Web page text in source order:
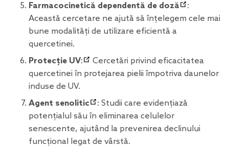
Farmacocinetică dependentă de doză
:
Această cercetare ne ajută să înțelegem cele mai
bune modalități de utilizare eficientă a
quercetinei.
Protecție UV:
Cercetări privind eficacitatea
quercetinei în protejarea pielii împotriva daunelor
induse de UV.
Agent senolitic
: Studii care evidențiază
potențialul său în eliminarea celulelor
senescente, ajutând la prevenirea declinului
funcțional legat de vârstă.